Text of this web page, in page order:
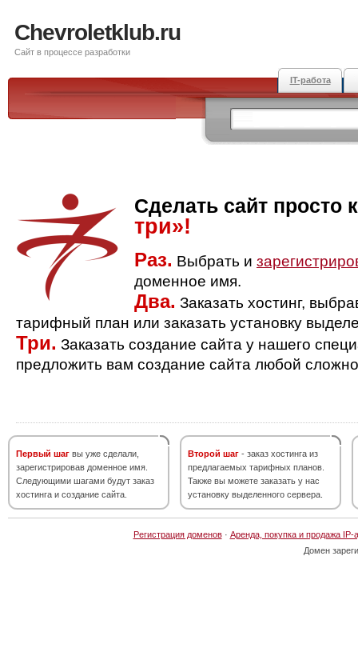
Chevroletklub.ru
Сайт в процессе разработки
IT-работа
Сделать сайт просто
три»!
Раз. Выбрать и
доменное имя.
Два. Заказать хостинг,
тарифный план или заказать установку
Три. Заказать создание сайта у нашего
предложить вам создание сайта любой
Первый шаг вы уже сделали,
зарегистрировав доменное имя.
Следующими шагами будут заказ
хостинга и создание сайта.
Второй шаг - заказ хостинга из
предлагаемых тарифных планов.
Также вы можете заказать у нас
установку выделенного сервера.
Регистрация доменов· Аренда, покупка и продажа IP-
Домен